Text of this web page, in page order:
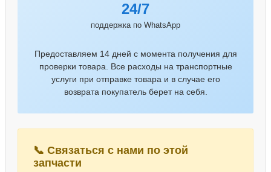
24/7
поддержка по WhatsApp
Предоставляем 14 дней с момента получения для
проверки товара. Все расходы на транспортные
услуги при отправке товара и в случае его
возврата покупатель берет на себя.
📞 Связаться с нами по этой
запчасти